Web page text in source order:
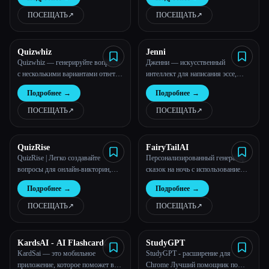
Все категории
О нас
ПОСЕЩАТЬ↗︎ ПОСЕЩАТЬ↗︎
Quizwhiz
Quizwhiz — генерируйте вопросы
с несколькими вариантами ответов
из любого текста
Подробнее →
ПОСЕЩАТЬ↗︎
Jenni
Дженни — искусственный
интеллект для написания эссе,
исследовательских работ и
многого другого!
Подробнее →
ПОСЕЩАТЬ↗︎
QuizRise
QuizRise | Легко создавайте
вопросы для онлайн-викторин,
тестов и экзаменов с помощью
искусственного интеллекта.
Подробнее →
ПОСЕЩАТЬ↗︎
FairyTailAI
Персонализированный генератор
сказок на ночь с использованием
ИИ
Подробнее →
ПОСЕЩАТЬ↗︎
KardsAI - AI Flashcard
Maker
KardSai — это мобильное
приложение, которое поможет вам
StudyGPT
StudyGPT - расширение для
Chrome Лучший помощник по